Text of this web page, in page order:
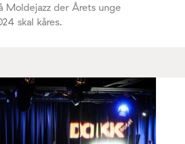
Moldejazz der Årets unge
skal kåres.